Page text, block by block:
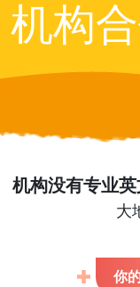
机构
机构没有专业
大
你